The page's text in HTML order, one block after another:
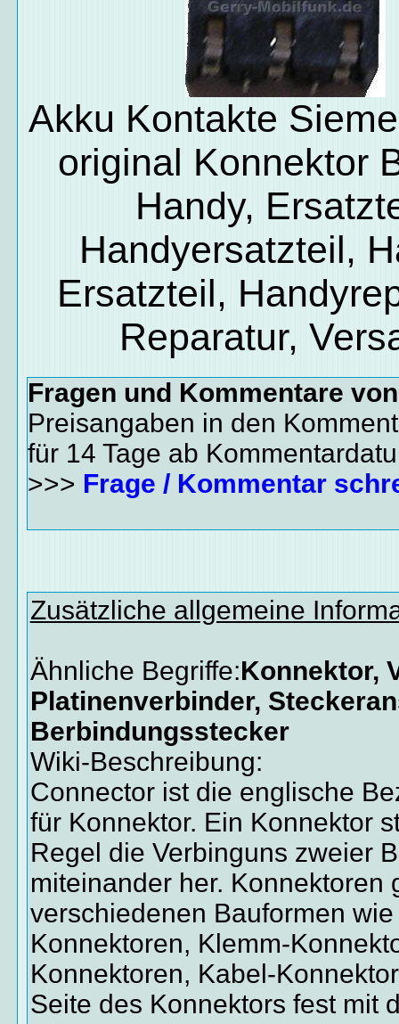
Akku Kontakte
original Konnektor
Handy,
Handyersatzteil,
Ersatzteil,
Reparatur,
Fragen und Kommentare
Preisangaben in den
für 14 Tage ab
>>> Frage / Kommentar
Zusätzliche allgemeine
Ähnliche Begriffe:Konnektor,
Platinenverbinder,
Berbindungsstecker
Wiki-Beschreibung:
Connector ist die englische
für Konnektor. Ein Konnektor
Regel die Verbinguns zweier
miteinander her. Konnektoren
verschiedenen Bauformen
Konnektoren, Klemm-
Konnektoren, Kabel-
Seite des Konnektors fest mit